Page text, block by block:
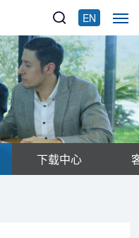
EN
下载中心